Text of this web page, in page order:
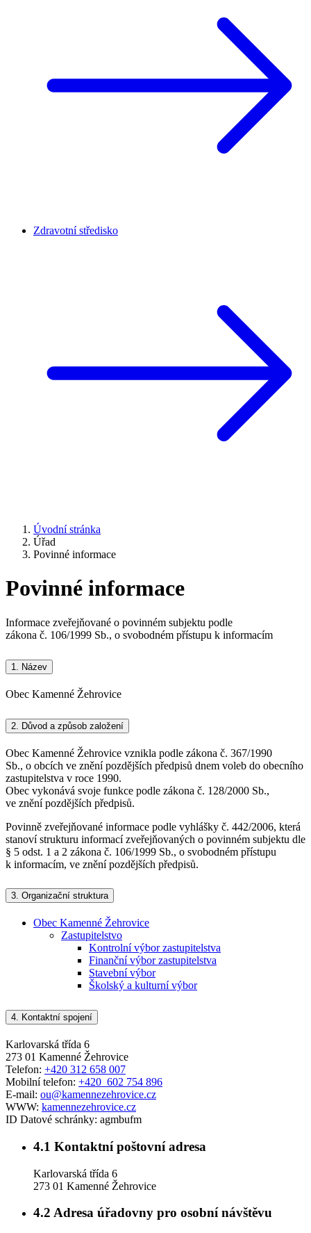
Zdravotní středisko
Úvodní stránka
Úřad
Povinné informace
Povinné informace
Informace zveřejňované o povinném subjektu podle
zákona č. 106/1999 Sb., o svobodném přístupu k informacím
1. Název
Obec Kamenné Žehrovice
2. Důvod a způsob založení
Obec Kamenné Žehrovice vznikla podle zákona č. 367/1990
Sb., o obcích ve znění pozdějších předpisů dnem voleb do obecního
zastupitelstva v roce 1990.
Obec vykonává svoje funkce podle zákona č. 128/2000 Sb.,
ve znění pozdějších předpisů.
Povinně zveřejňované informace podle vyhlášky č. 442/2006, která
stanoví strukturu informací zveřejňovaných o povinném subjektu dle
§ 5 odst. 1 a 2 zákona č. 106/1999 Sb., o svobodném přístupu
k informacím, ve znění pozdějších předpisů.
3. Organizační struktura
Obec Kamenné Žehrovice
Zastupitelstvo
Kontrolní výbor zastupitelstva
Finanční výbor zastupitelstva
Stavební výbor
Školský a kulturní výbor
4. Kontaktní spojení
Karlovarská třída 6
273 01 Kamenné Žehrovice
Telefon: +420 312 658 007
Mobilní telefon: +420 602 754 896
E-mail: ou@kamennezehrovice.cz
WWW: kamennezehrovice.cz
ID Datové schránky: agmbufm
4.1 Kontaktní poštovní adresa
Karlovarská třída 6
273 01 Kamenné Žehrovice
4.2 Adresa úřadovny pro osobní návštěvu